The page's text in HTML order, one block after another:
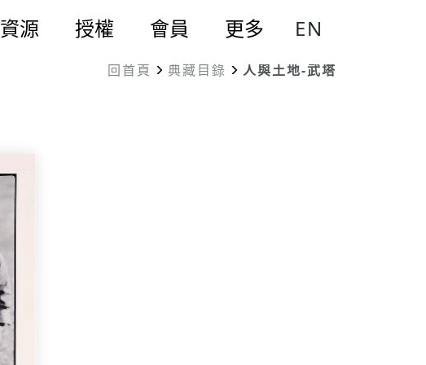
資源 授權 會員 更多 EN
回首頁 典藏目錄 人與土地-武塔